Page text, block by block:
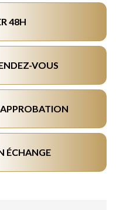
48H
VOUS
ÉCHANGE